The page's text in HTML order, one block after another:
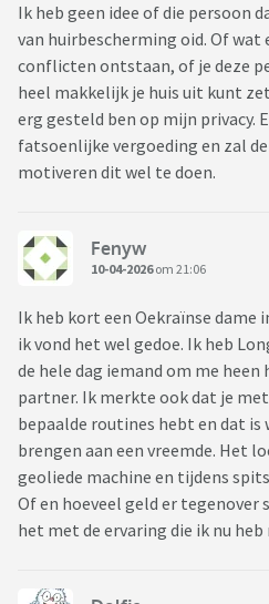
Ik heb geen idee of die persoon
van huirbescherming oid. Of wat
conflicten ontstaan, of je deze
heel makkelijk je huis uit kunt
erg gesteld ben op mijn privacy.
fatsoenlijke vergoeding en zal
motiveren dit wel te doen.
Fenyw
10-04-2026om 21:06
Ik heb kort een Oekraïnse dame
ik vond het wel gedoe. Ik heb
de hele dag iemand om me
partner. Ik merkte ook dat je
bepaalde routines hebt en dat
brengen aan een vreemde. Het
geoliede machine en tijdens
Of en hoeveel geld er
het met de ervaring die ik nu heb